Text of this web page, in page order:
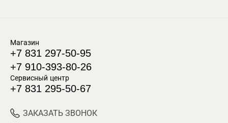
Магазин
+7 831 297-50-95
+7 910-393-80-26
Сервисный центр
+7 831 295-50-67
ЗАКАЗАТЬ ЗВОНОК